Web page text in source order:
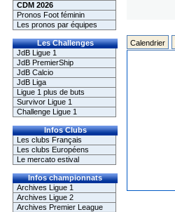
CDM 2026
Pronos Foot féminin
Les pronos par équipes
Les Challenges
JdB Ligue 1
JdB PremierShip
JdB Calcio
JdB Liga
Ligue 1 plus de buts
Survivor Ligue 1
Challenge Ligue 1
Infos Clubs
Les clubs Français
Les clubs Européens
Le mercato estival
Infos championnats
Archives Ligue 1
Archives Ligue 2
Archives Premier League
Calendrier